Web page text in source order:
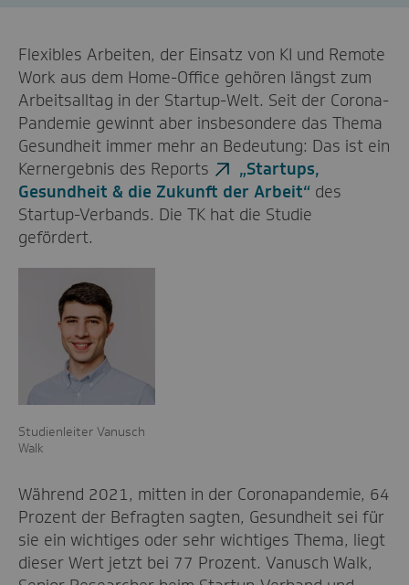
Flexibles Arbeiten, der Einsatz von KI und Remote
Work aus dem Home-Office gehören längst zum
Arbeitsalltag in der Startup-Welt. Seit der Corona-
Pandemie gewinnt aber insbesondere das Thema
Gesundheit immer mehr an Bedeutung: Das ist ein
Kernergebnis des Reports
„Startups,
Gesundheit & die Zukunft der Arbeit“ des
Startup-Verbands. Die TK hat die Studie
gefördert.
Studienleiter Vanusch
Walk
Während 2021, mitten in der Coronapandemie, 64
Prozent der Befragten sagten, Gesundheit sei für
sie ein wichtiges oder sehr wichtiges Thema, liegt
dieser Wert jetzt bei 77 Prozent. Vanusch Walk,